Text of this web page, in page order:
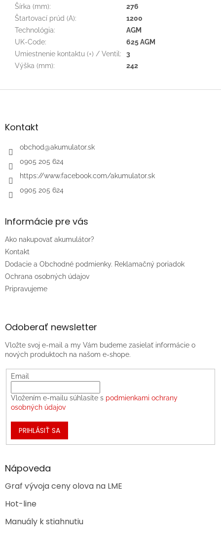
Šírka (mm):
276
Štartovací prúd (A):
1200
Technológia:
AGM
UK-Code:
625 AGM
Umiestnenie kontaktu (+) / Ventil :
3
Výška (mm): 242
Z
äKontakt
obchod@akumulator.sk
0905 205 624
https://www.facebook.com/akumulator.sk
0905 205 624
Informácie pre vás
Ako nakupovať akumulátor?
Kontakt
Dodacie a Obchodné podmienky. Reklamačný poriadok
Ochrana osobných údajov
Pripravujeme
Odoberať newsletter
Vložte svoj e-mail a my Vám budeme zasielať informácie o
nových produktoch na našom e-shope.
Email
Vložením e-mailu súhlasíte s podmienkami ochrany
osobných údajov
PRIHLÁSIŤ SA
Nápoveda
Graf vývoja ceny olova na LME
Hot-line
Manuály k stiahnutiu